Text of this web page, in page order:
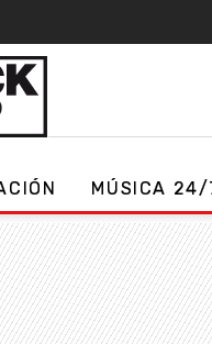
MÚSICA 24/